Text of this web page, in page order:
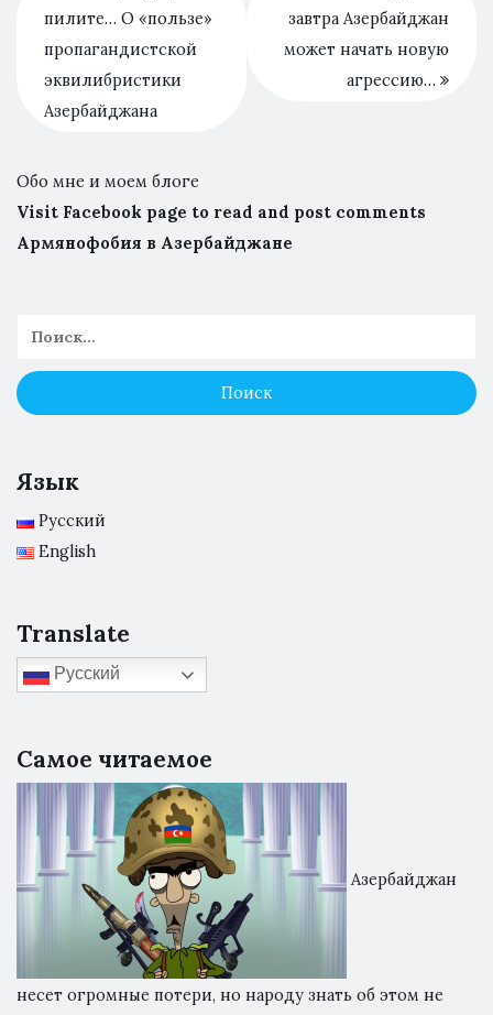
пилите… О «пользе»
пропагандистской
эквилибристики
Азербайджана
завтра Азербайджан
может начать новую
агрессию…
Обо мне и моем блоге
Visit Facebook page to read and post comments
Армянофобия в Азербайджане
Язык
Русский
English
Translate
Русский
Самое читаемое
Азербайджан
несет огромные потери, но народу знать об этом не